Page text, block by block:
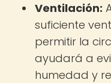
Ventilación:
suficiente
permitir la
ayudará a
humedad y